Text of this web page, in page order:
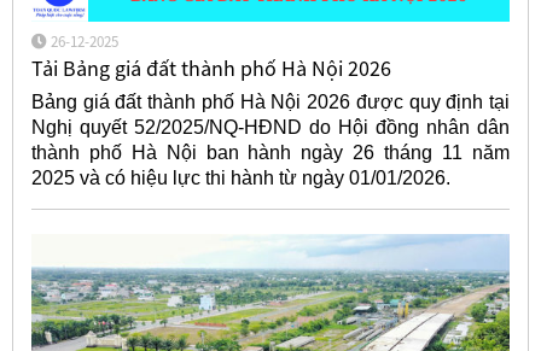
26-12-2025
Tải Bảng giá đất thành phố Hà Nội 2026
Bảng giá đất thành phố Hà Nội 2026 được quy định tại
Nghị quyết 52/2025/NQ-HĐND do Hội đồng nhân dân
thành phố Hà Nội ban hành ngày 26 tháng 11 năm
2025 và có hiệu lực thi hành từ ngày 01/01/2026.